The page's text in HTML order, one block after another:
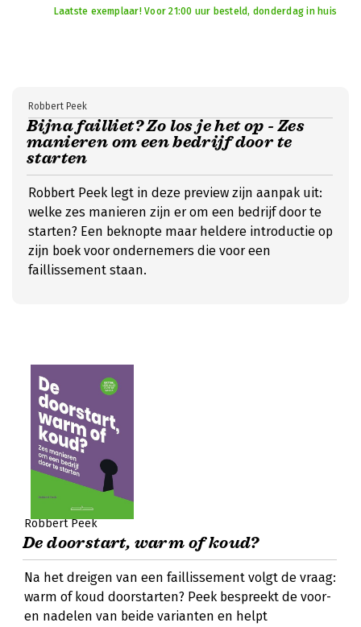
Laatste exemplaar! Voor 21:00 uur besteld, donderdag in huis
Bijna failliet? Zo los je het op - Zes
manieren om een bedrijf door te
starten
Robbert Peek
Robbert Peek legt in deze preview zijn aanpak uit:
welke zes manieren zijn er om een bedrijf door te
starten? Een beknopte maar heldere introductie op
zijn boek voor ondernemers die voor een
faillissement staan.
Robbert Peek
De doorstart, warm of koud?
Na het dreigen van een faillissement volgt de vraag:
warm of koud doorstarten? Peek bespreekt de voor-
en nadelen van beide varianten en helpt